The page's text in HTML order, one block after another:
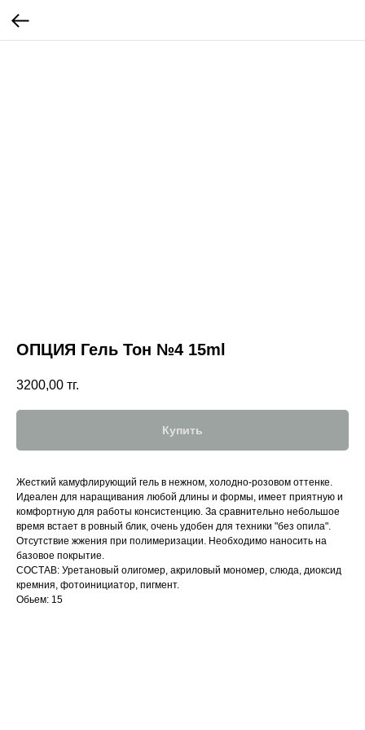
ОПЦИЯ Гель Тон №4 15ml
3200,00 тг.
Купить
Жесткий камуфлирующий гель в нежном, холодно-розовом оттенке.
Идеален для наращивания любой длины и формы, имеет приятную и
комфортную для работы консистенцию. За сравнительно небольшое
время встает в ровный блик, очень удобен для техники "без опила".
Отсутствие жжения при полимеризации. Необходимо наносить на
базовое покрытие.
СОСТАВ: Уретановый олигомер, акриловый мономер, слюда, диоксид
кремния, фотоинициатор, пигмент.
Обьем: 15